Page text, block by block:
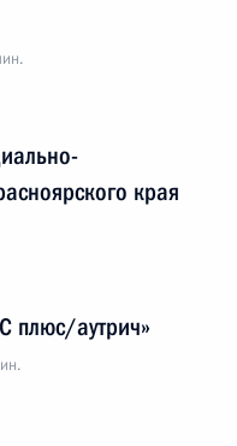
края
плюс/аутрич»